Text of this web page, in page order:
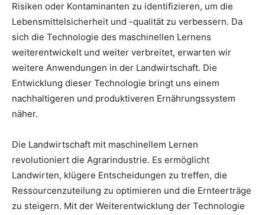
Risiken oder Kontaminanten zu identifizieren, um die
Lebensmittelsicherheit und -qualität zu verbessern. Da
sich die Technologie des maschinellen Lernens
weiterentwickelt und weiter verbreitet, erwarten wir
weitere Anwendungen in der Landwirtschaft. Die
Entwicklung dieser Technologie bringt uns einem
nachhaltigeren und produktiveren Ernährungssystem
näher.
Die Landwirtschaft mit maschinellem Lernen
revolutioniert die Agrarindustrie. Es ermöglicht
Landwirten, klügere Entscheidungen zu treffen, die
Ressourcenzuteilung zu optimieren und die Ernteerträge
zu steigern. Mit der Weiterentwicklung der Technologie